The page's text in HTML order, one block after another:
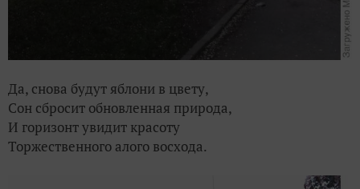
Да, снова будут яблони в цвету,
Сон сбросит обновленная природа,
И горизонт увидит красоту
Торжественного алого восхода.